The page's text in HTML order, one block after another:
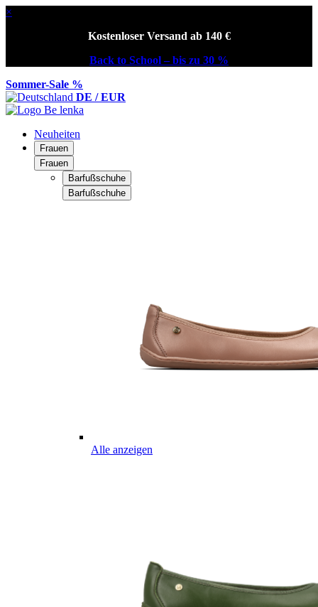
×
Kostenloser Versand ab 140 €
Back to School – bis zu 30 %
Sommer-Sale %
DE / EUR
Neuheiten
Frauen
Frauen
Barfußschuhe
Barfußschuhe
Alle anzeigen